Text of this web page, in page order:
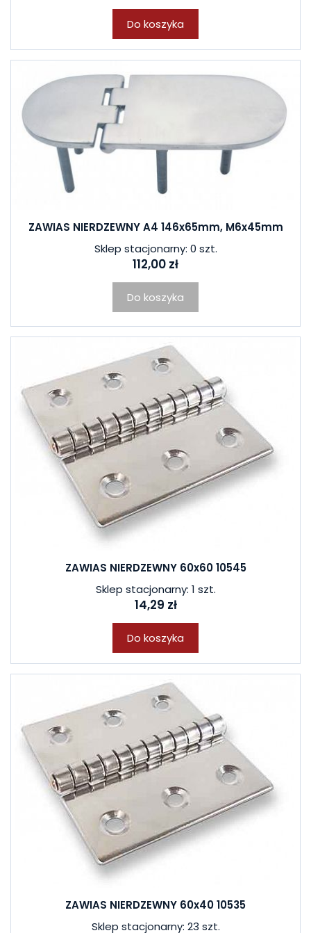
Do koszyka
ZAWIAS NIERDZEWNY A4 146x65mm, M6x45mm
Sklep stacjonarny: 0 szt.
112,00 zł
Do koszyka
ZAWIAS NIERDZEWNY 60x60 10545
Sklep stacjonarny: 1 szt.
14,29 zł
Do koszyka
ZAWIAS NIERDZEWNY 60x40 10535
Sklep stacjonarny: 23 szt.